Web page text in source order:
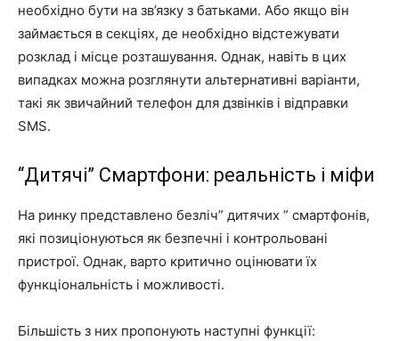
необхідно бути на зв’язку з батьками. Або якщо він
займається в секціях, де необхідно відстежувати
розклад і місце розташування. Однак, навіть в цих
випадках можна розглянути альтернативні варіанти,
такі як звичайний телефон для дзвінків і відправки
SMS.
“Дитячі” Смартфони: реальність і міфи
На ринку представлено безліч” дитячих ” смартфонів,
які позиціонуються як безпечні і контрольовані
пристрої. Однак, варто критично оцінювати їх
функціональність і можливості.
Більшість з них пропонують наступні функції: